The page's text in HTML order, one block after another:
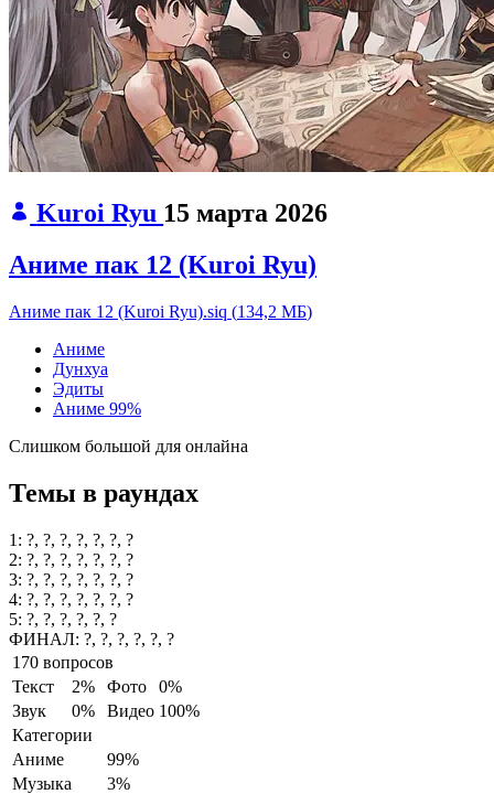
Kuroi Ryu 15 марта 2026
Аниме пак 12 (Kuroi Ryu)
Аниме пак 12 (Kuroi Ryu).siq (134,2 МБ)
Аниме
Дунхуа
Эдиты
Аниме 99%
Слишком большой для онлайна
Темы в раундах
1: ?, ?, ?, ?, ?, ?, ?
2: ?, ?, ?, ?, ?, ?, ?
3: ?, ?, ?, ?, ?, ?, ?
4: ?, ?, ?, ?, ?, ?, ?
5: ?, ?, ?, ?, ?, ?
ФИНАЛ: ?, ?, ?, ?, ?, ?
170 вопросов
Текст
2% Фото
0%
Звук
0% Видео 100%
Категории
Аниме
99%
Музыка
3%